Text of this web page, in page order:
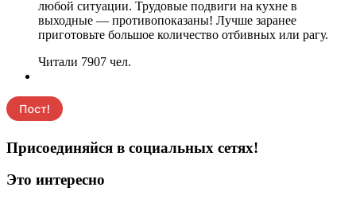
любой ситуации. Трудовые подвиги на кухне в
выходные — противопоказаны! Лучше заранее
приготовьте большое количество отбивных или рагу.
Читали 7907 чел.
Присоединяйся в социальных сетях!
Это интересно